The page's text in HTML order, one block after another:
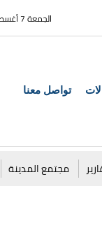
الجمعة 7 أغسطس 2026
تواصل معنا
مجتمع المدينة